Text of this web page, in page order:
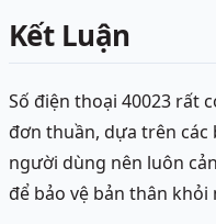
Kết Luận
Số điện thoại 40023 rất
đơn thuần, dựa trên các
người dùng nên luôn
để bảo vệ bản thân